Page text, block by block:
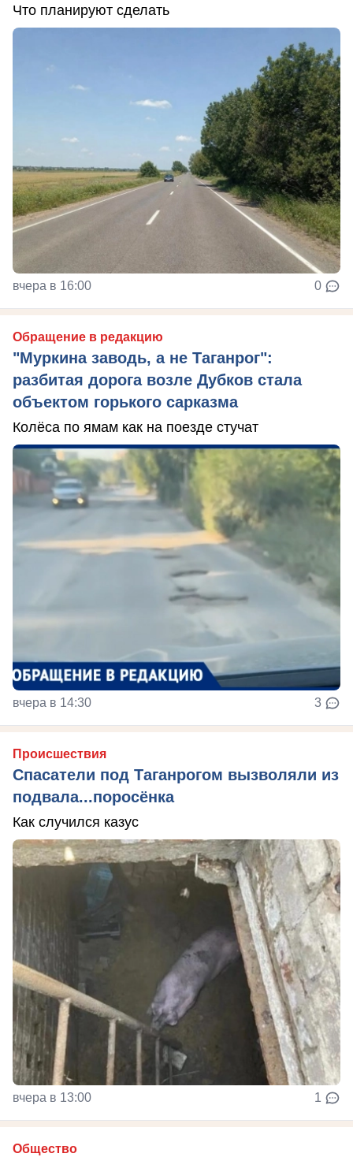
Что планируют сделать
вчера в 16:00 0
Обращение в редакцию
"Муркина заводь, а не Таганрог":
разбитая дорога возле Дубков стала
объектом горького сарказма
Колёса по ямам как на поезде стучат
вчера в 14:30 3
Происшествия
Спасатели под Таганрогом вызволяли из
подвала...поросёнка
Как случился казус
вчера в 13:00 1
Общество